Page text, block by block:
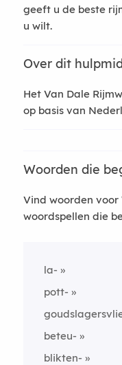
geeft u de beste
u wilt.
Over dit
Het Van Dale
op basis van
Woorden die
Vind woorden
woordspellen die
la-
pott-
beteu-
blikten-